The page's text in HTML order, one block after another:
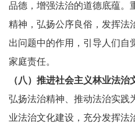
品德，增强法治的道德底蕴。
精神，弘扬公序良俗，发挥法
出问题中的作用，引导人们自
家庭责任。
（八）推进社会主义林业法治
弘扬法治精神、推动法治实践
业法治文化建设，充分发挥法